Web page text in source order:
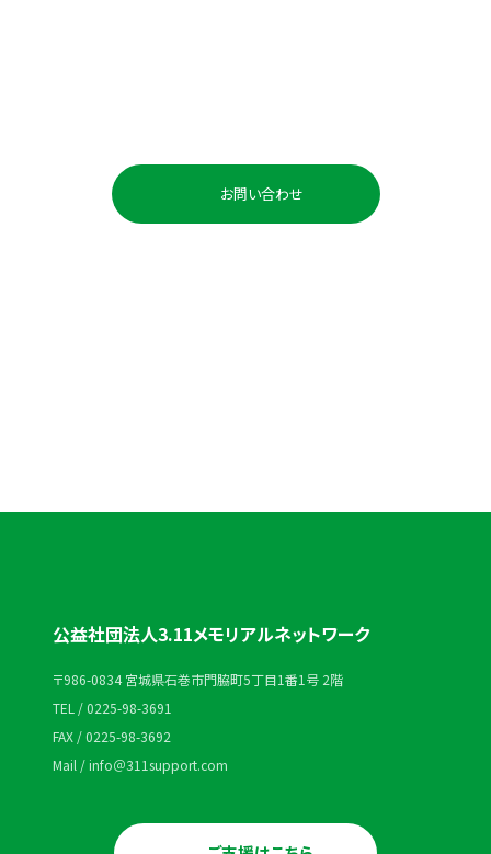
お問い合わせ
公益社団法人3.11メモリアルネットワーク
〒986-0834 宮城県石巻市門脇町5丁目1番1号 2階
TEL / 0225-98-3691
FAX / 0225-98-3692
Mail / info＠311support.com